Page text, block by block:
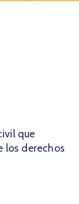
que
los derechos